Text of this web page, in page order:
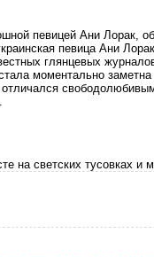
певицей Ани Лорак,
певица Ани
глянцевых
моментально
на светских тусовках и